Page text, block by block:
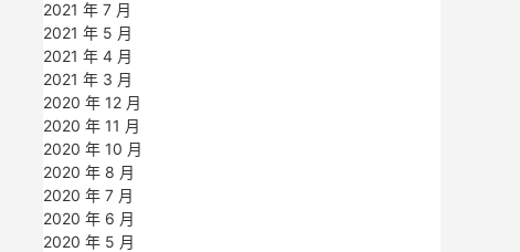
2021 年 7 月
2021 年 5 月
2021 年 4 月
2021 年 3 月
2020 年 12 月
2020 年 11 月
2020 年 10 月
2020 年 8 月
2020 年 7 月
2020 年 6 月
2020 年 5 月